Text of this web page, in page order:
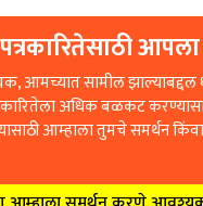
आपला
आमच्यात सामील
अधिक बळकट
आम्हाला तुमचे समर्थन